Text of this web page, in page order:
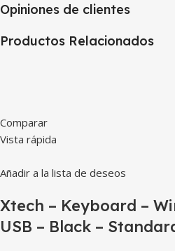
Opiniones de clientes
Productos Relacionados
Comparar
Vista rápida
Añadir a la lista de deseos
Xtech – Keyboard –
USB – Black –